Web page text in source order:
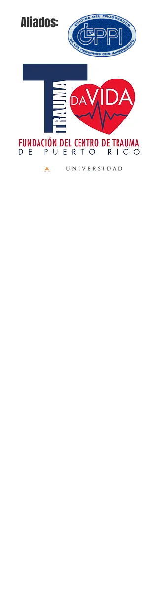
Aliados: